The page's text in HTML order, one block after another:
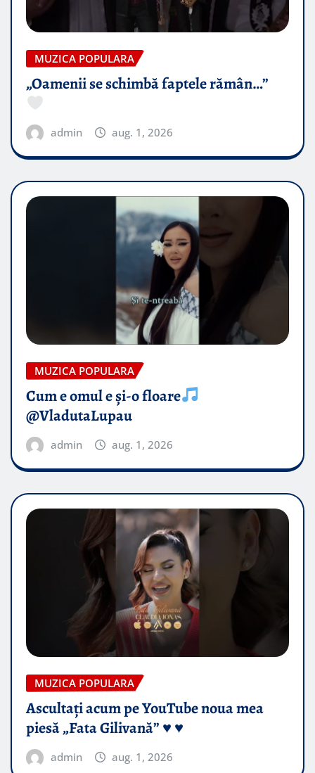
MUZICA POPULARA
„Oamenii se schimbă faptele rămân…”
admin aug. 1, 2026
MUZICA POPULARA
Cum e omul e și-o floare
@VladutaLupau
admin aug. 1, 2026
MUZICA POPULARA
Ascultați acum pe YouTube noua mea
piesă „Fata Gilivană” ♥️ ♥️
admin aug. 1, 2026